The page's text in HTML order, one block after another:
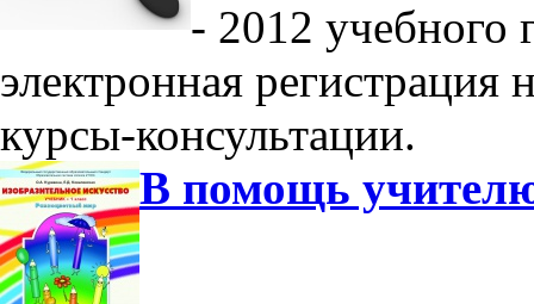
- 2012 учебного
электронная
курсы-консультации.
В помощь